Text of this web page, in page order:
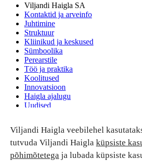
Viljandi Haigla veebilehel
tutvuda Viljandi Haigla küpsiste
põhimõtetega ja lubada küpsiste
Viljandi Haigla SA
Kontaktid ja arveinfo
Juhtimine
Struktuur
Kliinikud ja keskused
Sümboolika
Perearstile
Töö ja praktika
Koolitused
Innovatsioon
Haigla ajalugu
Uudised
Patsiendi turvalisus ja õigused
Patsiendi õigused ja kohustused
Patsiendiohutus
Patsientide nõukoda